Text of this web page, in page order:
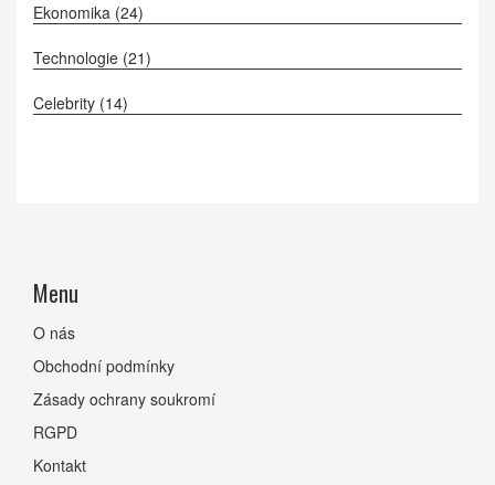
Ekonomika (24)
Technologie (21)
Celebrity (14)
Menu
O nás
Obchodní podmínky
Zásady ochrany soukromí
RGPD
Kontakt